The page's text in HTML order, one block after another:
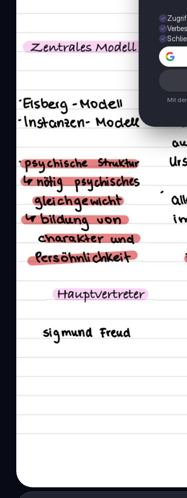
Mit